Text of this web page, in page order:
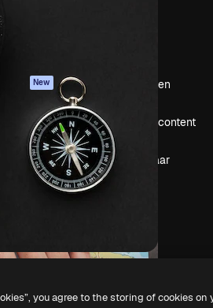
New
Evenementen
Verkoop je content
Perszaal
Op zoek naar
magnific.ai
you agree to the storing of cookies